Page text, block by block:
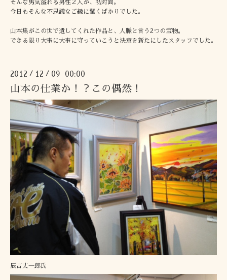
そんな男気溢れる男性２人が、初対面。
今日もそんな不思議なご縁に驚くばかりでした。
山本集がこの世で遺してくれた作品と、人脈と言う2つの宝物。
できる限り大事に大事に守っていこうと決意を新たにしたスタッフでした。
2012 / 12 / 09 00:00
山本の仕業か！？この偶然！
辰吉丈一郎氏